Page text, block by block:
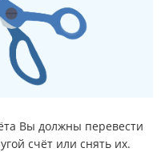
Вы должны перевести
счёт или снять их.